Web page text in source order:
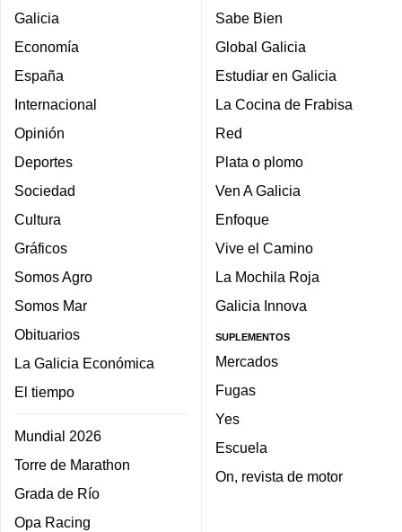
Galicia
Economía
España
Internacional
Opinión
Deportes
Sociedad
Cultura
Gráficos
Somos Agro
Somos Mar
Obituarios
La Galicia Económica
El tiempo
Mundial 2026
Torre de Marathon
Grada de Río
Opa Racing
Sabe Bien
Global Galicia
Estudiar en Galicia
La Cocina de Frabisa
Red
Plata o plomo
Ven A Galicia
Enfoque
Vive el Camino
La Mochila Roja
Galicia Innova
SUPLEMENTOS
Mercados
Fugas
Yes
Escuela
On, revista de motor